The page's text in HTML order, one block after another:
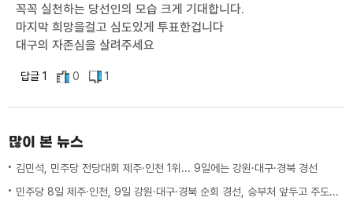
꼭꼭 실천하는 당선인의 모습 크게 기대합니다.
마지막 희망을걸고 심도있게 투표한겁니다
대구의 자존심을 살려주세요
답글 1 0 1
많이 본 뉴스
김민석, 민주당 전당대회 제주·인천 1위... 9일에는 강원·대구·경북 경선
민주당 8일 제주·인천, 9일 강원·대구·경북 순회 경선, 승부처 앞두고 주도권 잡기